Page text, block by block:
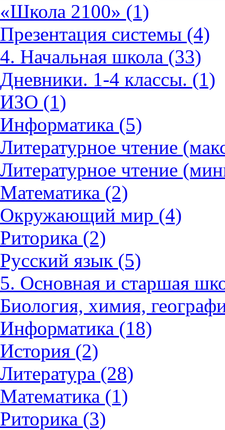
«Школа 2100» (1)
Презентация системы (4)
4. Начальная школа (33)
Дневники. 1-4 классы. (1)
ИЗО (1)
Информатика (5)
Литературное чтение
Литературное чтение
Математика (2)
Окружающий мир (4)
Риторика (2)
Русский язык (5)
5. Основная и старшая
Биология, химия,
Информатика (18)
История (2)
Литература (28)
Математика (1)
Риторика (3)